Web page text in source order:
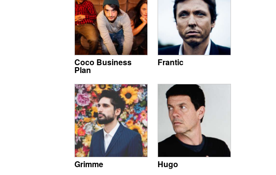
Coco Business
Plan
Frantic
Grimme Hugo